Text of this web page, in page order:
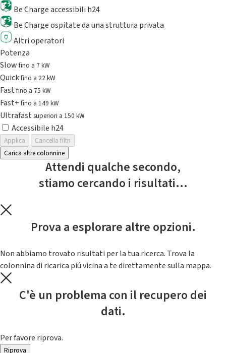
Be Charge accessibili h24
Be Charge ospitate da una struttura privata
Altri operatori
Potenza
Slowfino a 7 kW
Quickfino a 22 kW
Fastfino a 75 kW
Fast+fino a 149 kW
Ultrafast superiori a 150 kW
Accessibile h24
Applica
Cancella filtri
Carica altre colonnine
Attendi qualche secondo,
stiamo cercando i risultati...
Prova a esplorare altre opzioni.
Non abbiamo trovato risultati per la tua ricerca. Trova la
colonnina di ricarica piú vicina a te direttamente sulla mappa.
C'è un problema con il recupero dei
dati.
Per favore riprova.
Riprova